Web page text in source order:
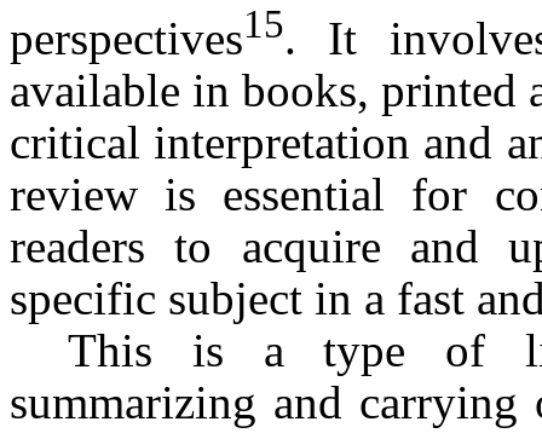
perspectives15. It
available in books, printed
critical interpretation and
review is essential for
readers to acquire and
specific subject in a fast
This is a type of
summarizing and